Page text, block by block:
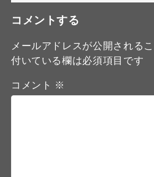
コメントする
メールアドレスが公開される
付いている欄は必須項目です
コメント ※